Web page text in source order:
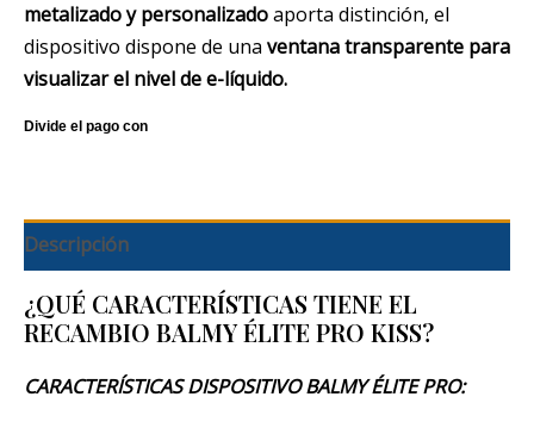
metalizado y personalizadoaporta distinción, el
dispositivo dispone de una ventana transparente para
visualizar el nivel de e-líquido.
Descripción
¿QUÉ CARACTERÍSTICAS TIENE EL
RECAMBIO BALMY ÉLITE PRO KISS?
CARACTERÍSTICAS DISPOSITIVO BALMY ÉLITE PRO: